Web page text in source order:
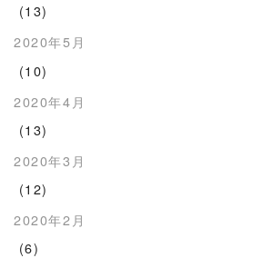
(13)
2020年5月
(10)
2020年4月
(13)
2020年3月
(12)
2020年2月
(6)